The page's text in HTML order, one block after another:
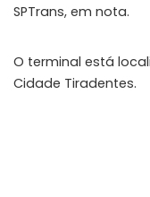
SPTrans, em nota.
O terminal está
Cidade Tiradentes.